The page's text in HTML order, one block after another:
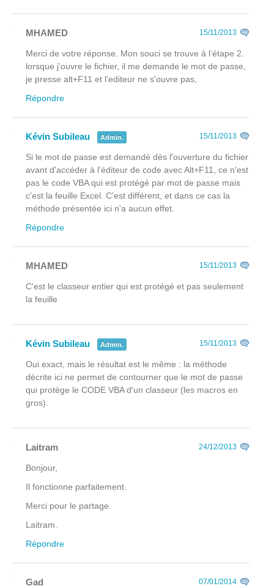
MHAMED 15/11/2013
Merci de votre réponse. Mon souci se trouve à l’étape 2.
lorsque j'ouvre le fichier, il me demande le mot de passe,
je presse alt+F11 et l'editeur ne s'ouvre pas,
Répondre
Kévin Subileau Admin. 15/11/2013
Si le mot de passe est demandé dès l'ouverture du fichier
avant d'accéder à l'éditeur de code avec Alt+F11, ce n'est
pas le code VBA qui est protégé par mot de passe mais
c'est la feuille Excel. C'est différent, et dans ce cas la
méthode présentée ici n'a aucun effet.
Répondre
MHAMED 15/11/2013
C'est le classeur entier qui est protégé et pas seulement
la feuille
Kévin Subileau Admin. 15/11/2013
Oui exact, mais le résultat est le même : la méthode
décrite ici ne permet de contourner que le mot de passe
qui protège le CODE VBA d'un classeur (les macros en
gros).
Laitram 24/12/2013
Bonjour,
Il fonctionne parfaitement.
Merci pour le partage.
Laitram.
Répondre
Gad 07/01/2014